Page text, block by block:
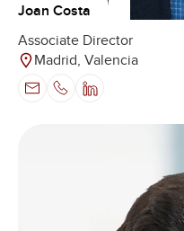
Joan Costa
Associate Director
Madrid, Valencia